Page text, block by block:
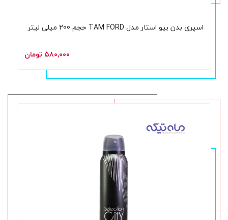
اسپری بدن بیو استار مدل TAM FORD حجم 200 میلی لیتر
۵۸۰,۰۰۰ تومان